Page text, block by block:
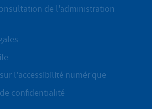
de l'administration
l'accessibilité numérique
confidentialité